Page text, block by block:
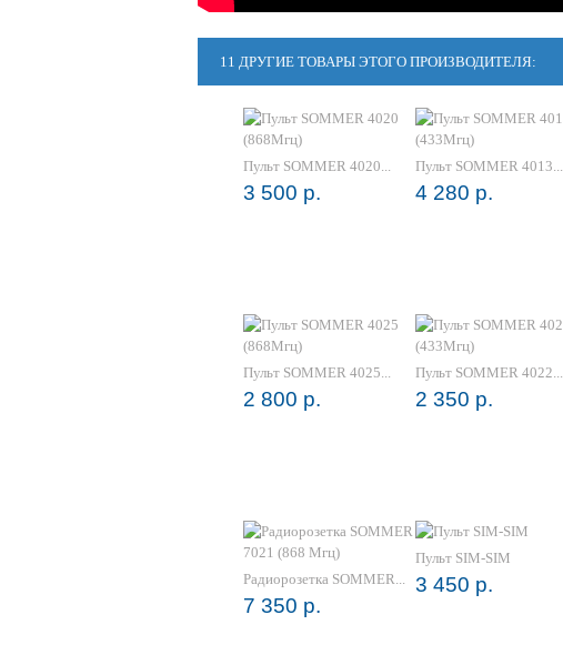
11 ДРУГИЕ ТОВАРЫ ЭТОГО ПРОИЗВОДИТЕЛЯ:
Пульт SOMMER 4020...
3 500 р.
Пульт SOMMER 4013...
4 280 р.
Пульт SOMMER 4025...
2 800 р.
Пульт SOMMER 4022...
2 350 р.
Радиорозетка SOMMER...
7 350 р.
Пульт SIM-SIM
3 450 р.